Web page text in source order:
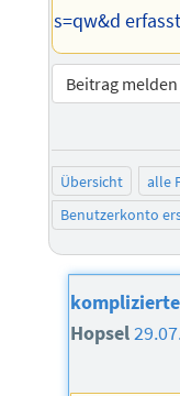
s=qw&d
Beitrag melden
Übersicht alle
Benutzerkonto
Hopsel